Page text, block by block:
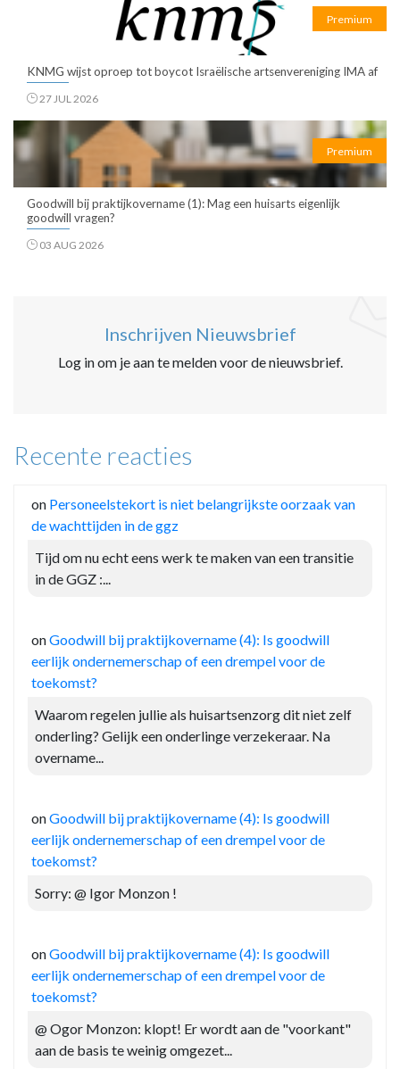
Premium
KNMG wijst oproep tot boycot Israëlische artsenvereniging IMA af
27 JUL 2026
Premium
Goodwill bij praktijkovername (1): Mag een huisarts eigenlijk
goodwill vragen?
03 AUG 2026
Inschrijven Nieuwsbrief
Log in om je aan te melden voor de nieuwsbrief.
Recente reacties
on Personeelstekort is niet belangrijkste oorzaak van
de wachttijden in de ggz
Tijd om nu echt eens werk te maken van een transitie
in de GGZ :...
onGoodwill bij praktijkovername (4): Is goodwill
eerlijk ondernemerschap of een drempel voor de
toekomst?
Waarom regelen jullie als huisartsenzorg dit niet zelf
onderling? Gelijk een onderlinge verzekeraar. Na
overname...
onGoodwill bij praktijkovername (4): Is goodwill
eerlijk ondernemerschap of een drempel voor de
toekomst?
Sorry: @ Igor Monzon !
onGoodwill bij praktijkovername (4): Is goodwill
eerlijk ondernemerschap of een drempel voor de
toekomst?
@ Ogor Monzon: klopt! Er wordt aan de "voorkant"
aan de basis te weinig omgezet...